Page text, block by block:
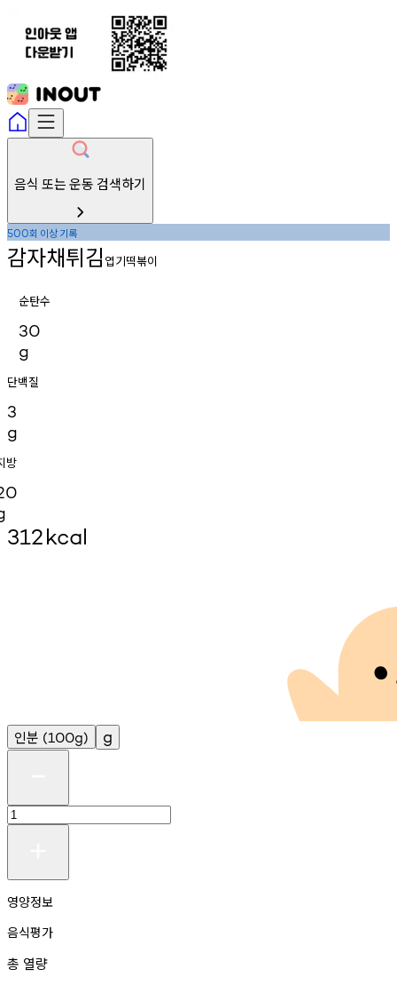
음식 또는 운동 검색하기
500회 이상기록
감자채튀김 엽기떡볶이
순탄수
30
g
단백질
3
g
방
312kcal
인분 (100g) g
영양정보
음식평가
총 열량